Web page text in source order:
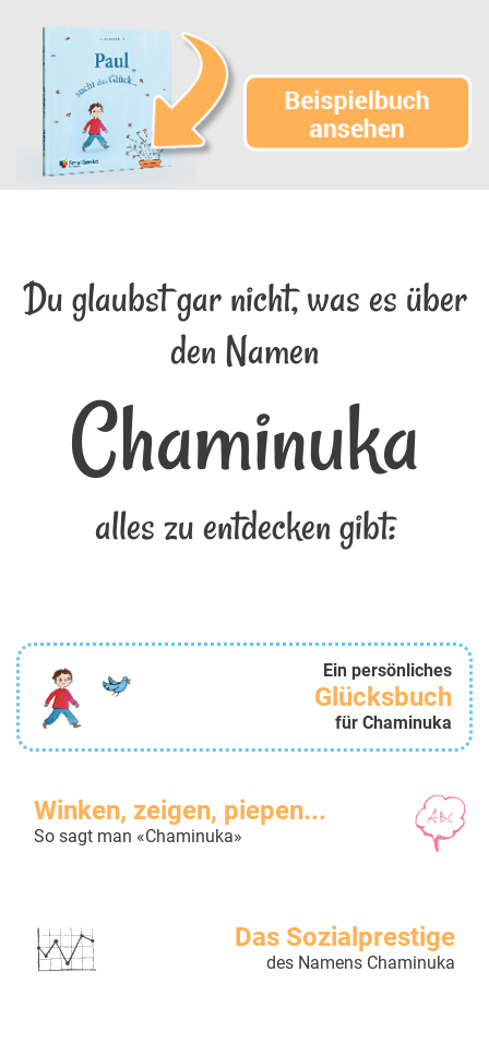
Du glaubst gar nicht, was es über
den Namen
Chaminuka
alles zu entdecken gibt:
Ein persönliches
Glücksbuch
für Chaminuka
Winken, zeigen, piepen...
So sagt man «Chaminuka»
Das Sozialprestige
des Namens Chaminuka